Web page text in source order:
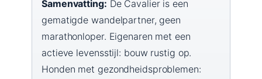
Samenvatting: De Cavalier is een
gematigde wandelpartner, geen
marathonloper. Eigenaren met een
actieve levensstijl: bouw rustig op.
Honden met gezondheidsproblemen: